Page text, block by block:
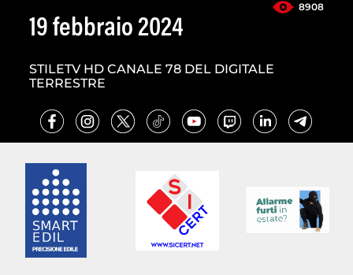
8908
19 febbraio 2024
STILETV HD CANALE 78 DEL DIGITALE
TERRESTRE